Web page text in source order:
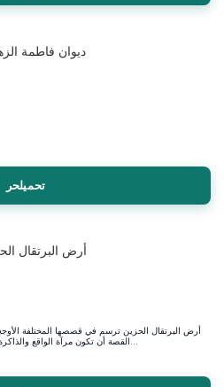
تحميلحر
أرض البرتقال الحزين ترسم في قصصها المختلفة
القصة أن تكون مرآة الواقع والذاكرة، ومن اللغة أن تكون م. . . جموعة من الانح...